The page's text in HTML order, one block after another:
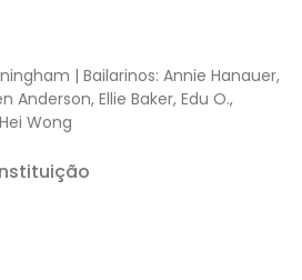
| Bailarinos: Annie Hanauer,
Anderson, Ellie Baker, Edu O.,
Wong